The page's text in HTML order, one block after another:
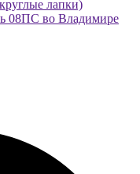
лапки)
08ПС во Владимире